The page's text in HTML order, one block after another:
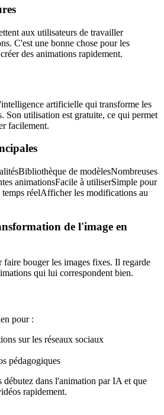
aux utilisateurs de travailler
C'est une bonne chose pour les
des animations rapidement.
artificielle qui transforme les
Son utilisation est gratuite, ce qui permet
facilement.
de modèlesNombreuses
animationsFacile à utiliserSimple pour
réelAfficher les modifications au
de l'image en
bouger les images fixes. Il regarde
qui lui correspondent bien.
pour :
sur les réseaux sociaux
pédagogiques
dans l'animation par IA et que
rapidement.